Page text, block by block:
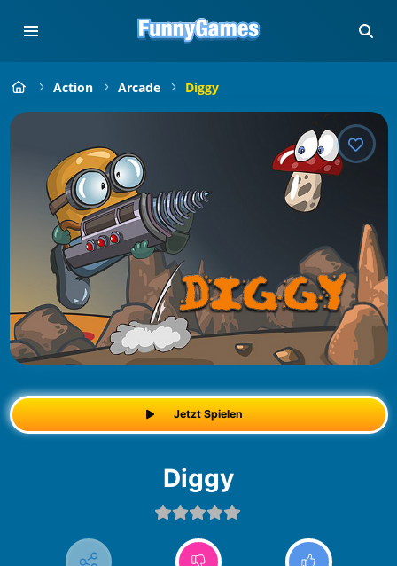
Action Arcade Diggy
Jetzt Spielen
Diggy